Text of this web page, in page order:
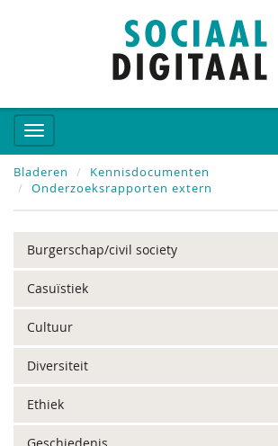
Bladeren
Kennisdocumenten
Onderzoeksrapporten extern
Burgerschap/civil society
Casuïstiek
Cultuur
Diversiteit
Ethiek